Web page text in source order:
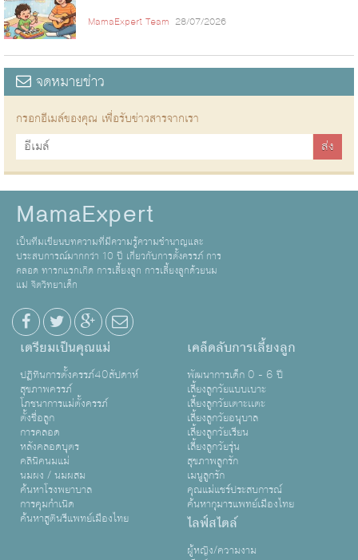
MamaExpert Team 28/07/2026
จดหมายข่าว
กรอกอีเมล์ของคุณ เพื่อรับข่าวสารจากเรา
MamaExpert
เป็นทีมเขียนบทความที่มีความรู้ความชำนาญและ
ประสบการณ์มากกว่า 10 ปี เกี่ยวกับการตั้งครรภ์ การ
คลอด ทารกแรกเกิด การเลี้ยงลูก การเลี้ยงลูกด้วยนม
แม่ จิตวิทยาเด็ก
เตรียมเป็นคุณแม่
ปฏิทินการตั้งครรภ์40สัปดาห์
สุขภาพครรภ์
โภชนาการแม่ตั้งครรภ์
ตั้งชื่อลูก
การคลอด
หลังคลอดบุตร
คลินิคนมแม่
นมผง / นมผสม
ค้นหาโรงพยาบาล
การคุมกำเนิด
ค้นหาสูตินรีแพทย์เมืองไทย
เคล็ดลับการเลี้ยงลูก
พัฒนาการเด็ก 0 - 6 ปี
เลี้ยงลูกวัยแบบเบาะ
เลี้ยงลูกวัยเตาะเเตะ
เลี้ยงลูกวัยอนุบาล
เลี้ยงลูกวัยเรียน
เลี้ยงลูกวัยรุ่น
สุขภาพลูกรัก
เมนูลูกรัก
คุณแม่แชร์ประสบการณ์
ค้นหากุมารแพทย์เมืองไทย
ไลฟ์สไตล์
ผู้หญิง/ความงาม